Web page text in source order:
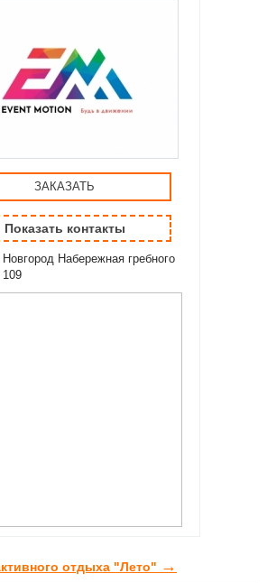
ЗАКАЗАТЬ
Показать контакты
Набережная гребного
109
отдыха "Лето" →